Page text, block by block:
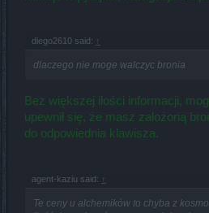
diego2610 said: ↑
dlaczego nie moge walczyc bronia
Bez większej ilości informacji,
upewnił się, że masz założoną
do odpowiednia klawisza.
agent-kaziu said: ↑
Te ceny u alchemików to chyba z